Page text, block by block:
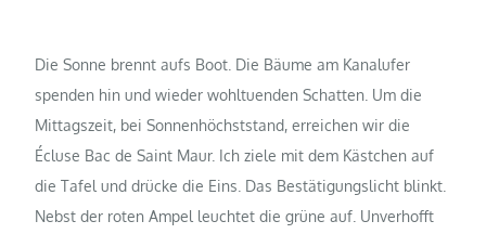
Die Sonne brennt aufs Boot. Die Bäume am Kanalufer
spenden hin und wieder wohltuenden Schatten. Um die
Mittagszeit, bei Sonnenhöchststand, erreichen wir die
Écluse Bac de Saint Maur. Ich ziele mit dem Kästchen auf
die Tafel und drücke die Eins. Das Bestätigungslicht blinkt.
Nebst der roten Ampel leuchtet die grüne auf. Unverhofft